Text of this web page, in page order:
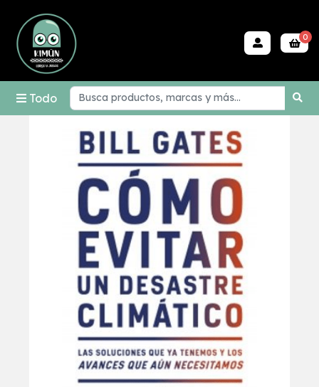
Todo
0